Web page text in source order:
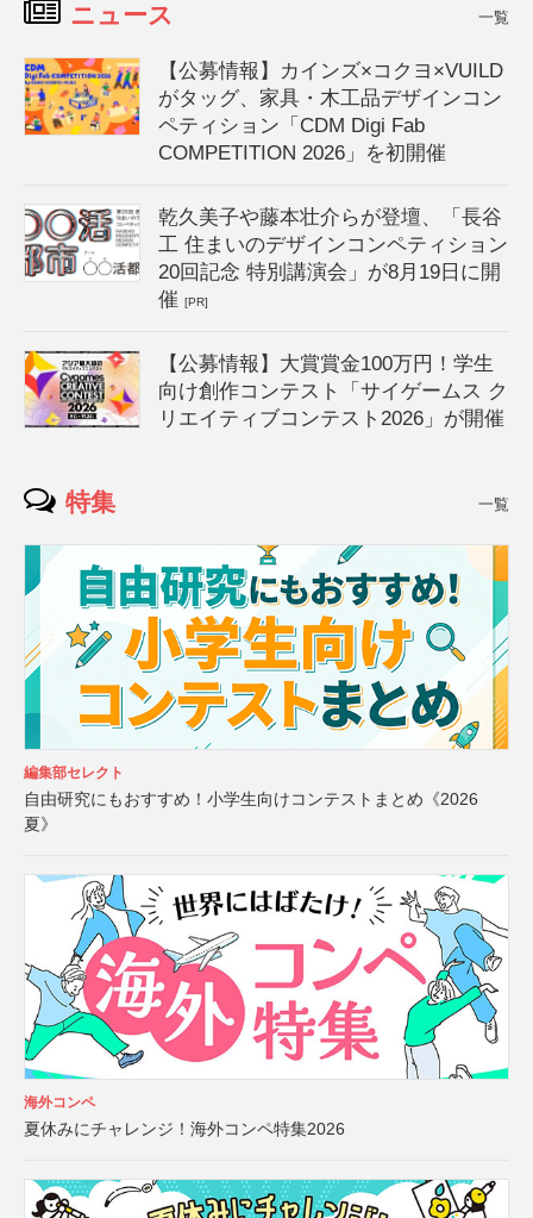
ニュース 一覧
【公募情報】カインズ×コクヨ×VUILD
がタッグ、家具・木工品デザインコン
ペティション「CDM Digi Fab
COMPETITION 2026」を初開催
乾久美子や藤本壮介らが登壇、「長谷
工 住まいのデザインコンペティション
20回記念 特別講演会」が8月19日に開
催[PR]
【公募情報】大賞賞金100万円！学生
向け創作コンテスト「サイゲームス ク
リエイティブコンテスト2026」が開催
特集 一覧
編集部セレクト
自由研究にもおすすめ！小学生向けコンテストまとめ《2026
夏》
海外コンペ
夏休みにチャレンジ！海外コンペ特集2026